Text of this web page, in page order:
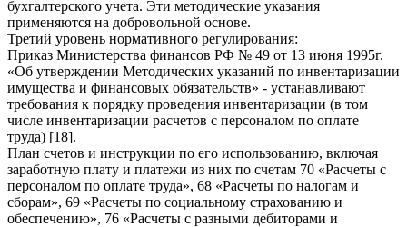
бухгалтерского учета. Эти методические указания
применяются на добровольной основе.
Третий уровень нормативного регулирования:
Приказ Министерства финансов РФ № 49 от 13 июня 1995г.
«Об утверждении Методических указаний по инвентаризации
имущества и финансовых обязательств» - устанавливают
требования к порядку проведения инвентаризации (в том
числе инвентаризации расчетов с персоналом по оплате
труда) [18].
План счетов и инструкции по его использованию, включая
заработную плату и платежи из них по счетам 70 «Расчеты с
персоналом по оплате труда», 68 «Расчеты по налогам и
сборам», 69 «Расчеты по социальному страхованию и
обеспечению», 76 «Расчеты с разными дебиторами и